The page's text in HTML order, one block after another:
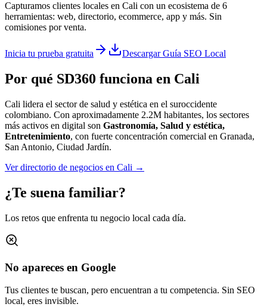
Capturamos clientes locales en Cali con un ecosistema de 6
herramientas: web, directorio, ecommerce, app y más. Sin
comisiones por venta.
Inicia tu prueba gratuita Descargar Guía SEO Local
Por qué SD360 funciona en Cali
Cali lidera el sector de salud y estética en el suroccidente
colombiano. Con aproximadamente 2.2M habitantes, los sectores
más activos en digital son Gastronomía, Salud y estética,
Entretenimiento, con fuerte concentración comercial en Granada,
San Antonio, Ciudad Jardín.
Ver directorio de negocios en Cali →
¿Te suena familiar?
Los retos que enfrenta tu negocio local cada día.
No apareces en Google
Tus clientes te buscan, pero encuentran a tu competencia. Sin SEO
local, eres invisible.